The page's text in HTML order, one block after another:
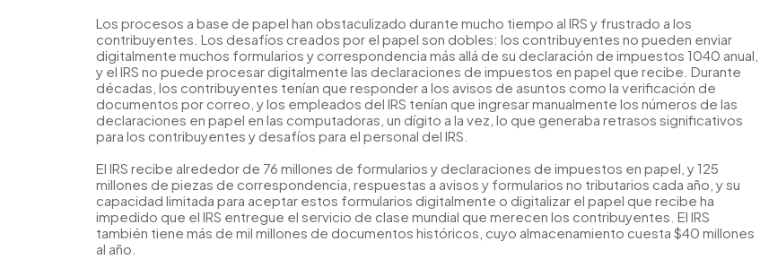
Los procesos a base de papel han obstaculizado durante mucho tiempo al IRS y frustrado a los
contribuyentes. Los desafíos creados por el papel son dobles: los contribuyentes no pueden enviar
digitalmente muchos formularios y correspondencia más allá de su declaración de impuestos 1040 anual,
y el IRS no puede procesar digitalmente las declaraciones de impuestos en papel que recibe. Durante
décadas, los contribuyentes tenían que responder a los avisos de asuntos como la verificación de
documentos por correo, y los empleados del IRS tenían que ingresar manualmente los números de las
declaraciones en papel en las computadoras, un dígito a la vez, lo que generaba retrasos significativos
para los contribuyentes y desafíos para el personal del IRS.
El IRS recibe alrededor de 76 millones de formularios y declaraciones de impuestos en papel, y 125
millones de piezas de correspondencia, respuestas a avisos y formularios no tributarios cada año, y su
capacidad limitada para aceptar estos formularios digitalmente o digitalizar el papel que recibe ha
impedido que el IRS entregue el servicio de clase mundial que merecen los contribuyentes. El IRS
también tiene más de mil millones de documentos históricos, cuyo almacenamiento cuesta $40 millones
al año.